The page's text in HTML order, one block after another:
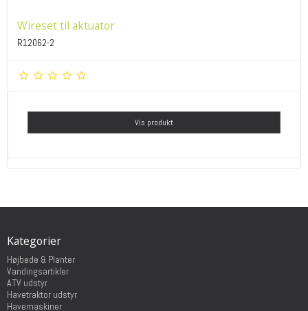
Wireset til aktuator
R12062-2
Vis produkt
Kategorier
Højbede & Planter
Vandingsartikler
ATV udstyr
Havetraktor udstyr
Havemaskiner